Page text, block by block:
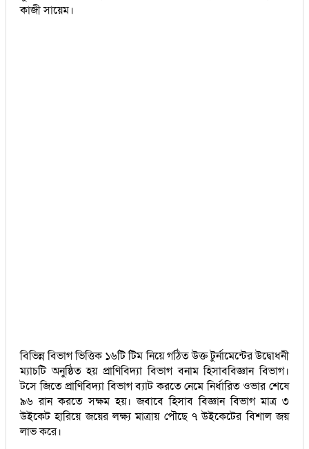
কাজী সায়েম।
বিভিন্ন বিভাগ ভিত্তিক ১৬টি টিম নিয়ে গঠিত উক্ত টুর্নামেন্টের উদ্বোধনী
ম্যাচটি অনুষ্ঠিত হয় প্রাণিবিদ্যা বিভাগ বনাম হিসাববিজ্ঞান বিভাগ।
টসে জিতে প্রাণিবিদ্যা বিভাগ ব্যাট করতে নেমে নির্ধারিত ওভার শেষে
৯৬ রান করতে সক্ষম হয়। জবাবে হিসাব বিজ্ঞান বিভাগ মাত্র ৩
উইকেট হারিয়ে জয়ের লক্ষ্য মাত্রায় পৌছে ৭ উইকেটের বিশাল জয়
লাভ করে।